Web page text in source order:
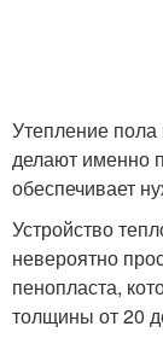
Утепление
делают именно
обеспечивает
Устройство
невероятно
пенопласта,
толщины от 20